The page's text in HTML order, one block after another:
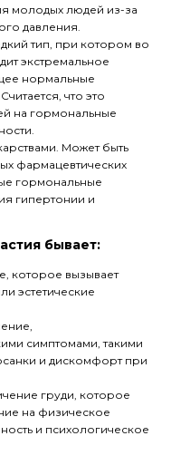
молодых людей из-за
давления.
тип, при котором во
экстремальное
нормальные
что это
на гормональные
Может быть
фармацевтических
гормональные
гипертонии и
бывает:
которое вызывает
эстетические
симптомами, такими
и дискомфорт при
груди, которое
на физическое
и психологическое